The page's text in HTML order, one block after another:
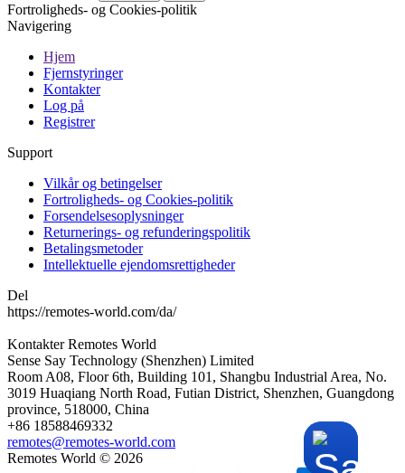
Fortroligheds- og Cookies-politik
Navigering
Hjem
Fjernstyringer
Kontakter
Log på
Registrer
Support
Vilkår og betingelser
Fortroligheds- og Cookies-politik
Forsendelsesoplysninger
Returnerings- og refunderingspolitik
Betalingsmetoder
Intellektuelle ejendomsrettigheder
Del
https://remotes-world.com/da/
Kontakter Remotes World
Sense Say Technology (Shenzhen) Limited
Room A08, Floor 6th, Building 101, Shangbu Industrial Area, No.
3019 Huaqiang North Road, Futian District, Shenzhen, Guangdong
province, 518000, China
+86 18588469332
remotes@remotes-world.com
Remotes World © 2026